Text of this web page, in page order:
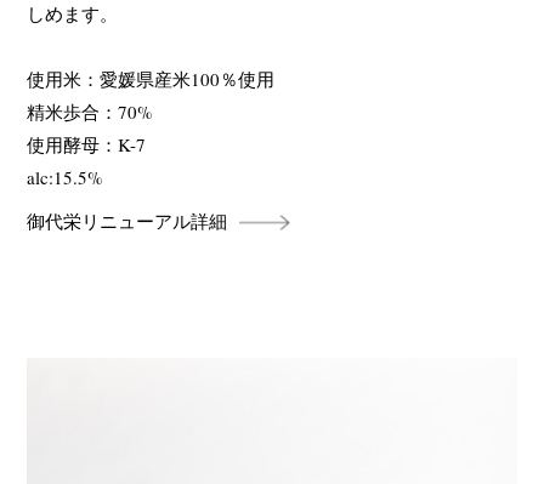
しめます。
使用米：愛媛県産米100％使用
精米歩合：70%
使用酵母：K-7
alc:15.5%
御代栄リニューアル詳細